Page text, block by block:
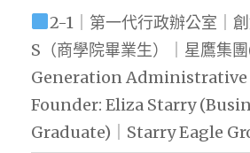
2-1｜第一代行政辦公室｜
S（商學院畢業生）｜星鷹集
Generation Administrative
Founder: Eliza Starry
Graduate)｜Starry Eagle